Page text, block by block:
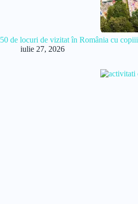
50 de locuri de vizitat în România cu copiii
iulie 27, 2026